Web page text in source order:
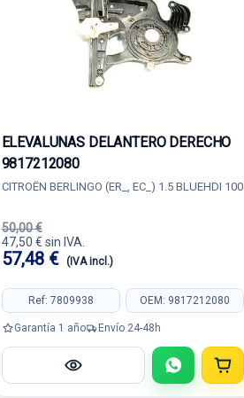
ELEVALUNAS DELANTERO DERECHO
9817212080
CITROËN BERLINGO (ER_, EC_) 1.5 BLUEHDI 100
50,00 €
47,50 € sin IVA.
57,48 € (IVA incl.)
Ref: 7809938 OEM: 9817212080
Garantía 1 año Envío 24-48h